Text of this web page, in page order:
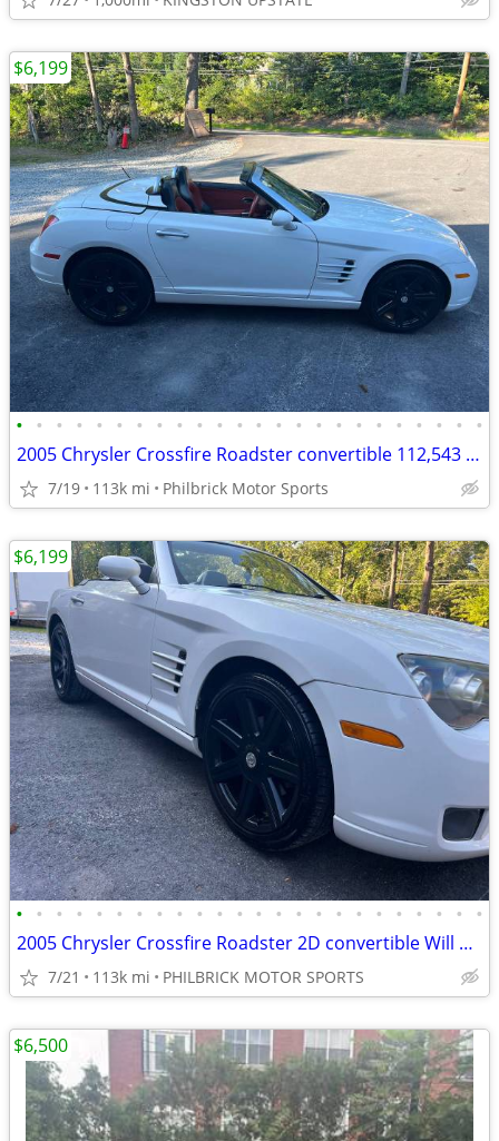
• • • • • • • • • • • • • • • • • • • • • • • •
2005 Chrysler Crossfire Roadster convertible 112,543 miles Will Trade
7/19 113k mi Philbrick Motor Sports
$6,199
• • • • • • • • • • • • • • • • • • • • • • • •
2005 Chrysler Crossfire Roadster 2D convertible Will Trade
7/21 113k mi PHILBRICK MOTOR SPORTS
$6,199
$6,500